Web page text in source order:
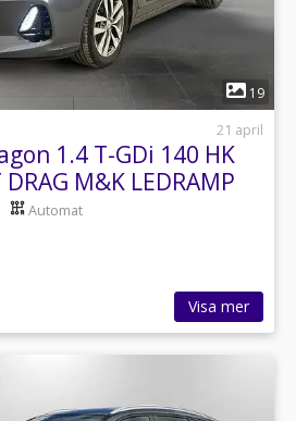
1
19
21 april
1.4 T-GDi 140 HK
M&K LEDRAMP
Automat
Visa mer